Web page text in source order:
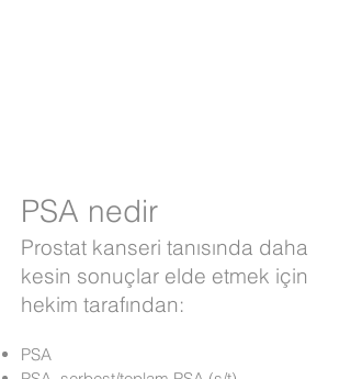
PSA nedir
Prostat kanseri tanısında daha
kesin sonuçlar elde etmek için
hekim tarafından:
PSA